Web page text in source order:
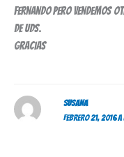
fernando pero vendemos
de uds.
gracias
SUSANA
FEBRERO 21, 2016